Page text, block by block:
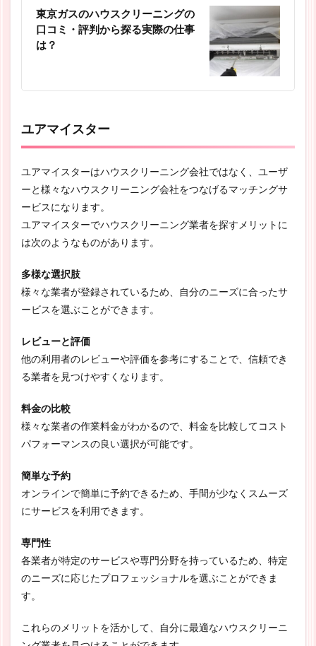
東京ガスのハウスクリーニングの
口コミ・評判から探る実際の仕事
は？
ユアマイスター
ユアマイスターはハウスクリーニング会社ではなく、ユーザ
ーと様々なハウスクリーニング会社をつなげるマッチングサ
ービスになります。
ユアマイスターでハウスクリーニング業者を探すメリットに
は次のようなものがあります。
多様な選択肢
様々な業者が登録されているため、自分のニーズに合ったサ
ービスを選ぶことができます。
レビューと評価
他の利用者のレビューや評価を参考にすることで、信頼でき
る業者を見つけやすくなります。
料金の比較
様々な業者の作業料金がわかるので、料金を比較してコスト
パフォーマンスの良い選択が可能です。
簡単な予約
オンラインで簡単に予約できるため、手間が少なくスムーズ
にサービスを利用できます。
専門性
各業者が特定のサービスや専門分野を持っているため、特定
のニーズに応じたプロフェッショナルを選ぶことができま
す。
これらのメリットを活かして、自分に最適なハウスクリーニ